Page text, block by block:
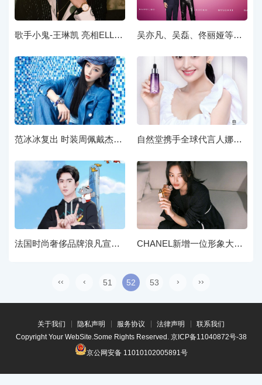
歌手小鬼-王琳凯 亮相ELLE风尚大典 吴亦凡、吴磊、佟丽娅等众星现身宝格丽巴洛克高级珠宝展上海站
范冰冰复出 时装周佩戴杰克宝腕表尽显从容自信气质 自然堂携手全球代言人娜扎分享美丽的秘诀！
法国时尚奢侈品牌浪凡宣布于朦胧成为品牌全新形象大使 CHANEL新增一位形象大使 辛芷蕾
‹‹ ‹ 51 52 53 › ››
关于我们 隐私声明 服务协议 法律声明
联系我们
Copyright Your WebSite.Some Rights Reserved. 京ICP备11040872号-38
京公网安备 11010102005891号